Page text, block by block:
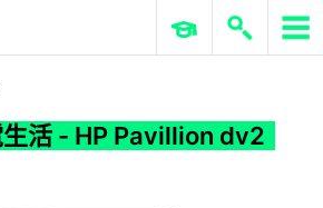
筆電生活 - HP Pavillion dv2 part1
ERP 與商業 AI
活 - HP Pavillion dv2